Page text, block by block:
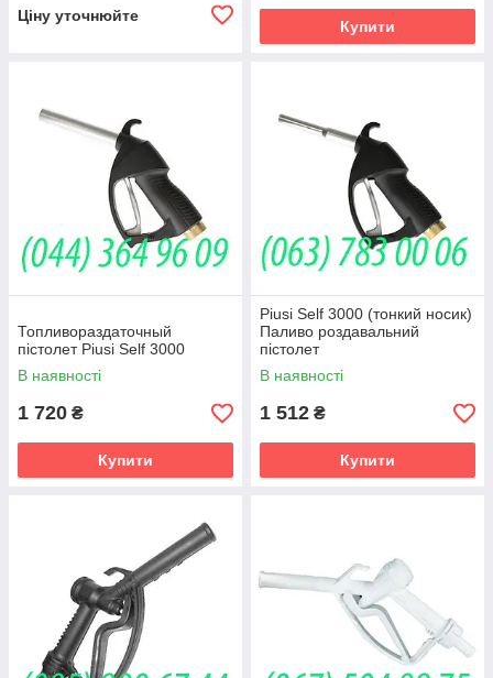
Ціну уточнюйте
Купити
Топливораздаточный
пістолет Piusi Self 3000
В наявності
1 720 ₴
Купити
Piusi Self 3000 (тонкий носик)
Паливо роздавальний
пістолет
В наявності
1 512 ₴
Купити